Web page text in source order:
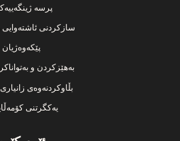
پرسە
سازکردنی ئاشتەوایی
پێکەوەژیان
بەهێزکردن و
بڵاوکردنەوەی
یەکگرتنی